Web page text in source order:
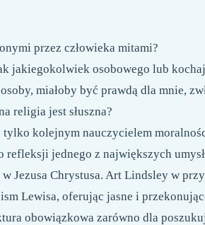
przez człowieka mitami?
jakiegokolwiek osobowego lub
miałoby być prawdą dla mnie,
religia jest słuszna?
tylko kolejnym nauczycielem
refleksji jednego z największych
Jezusa Chrystusa. Art Lindsley w
Lewisa, oferując jasne i
obowiązkowa zarówno dla